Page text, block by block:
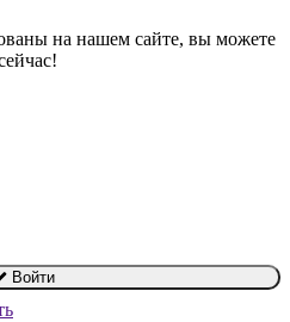
на нашем сайте, вы можете
Войти